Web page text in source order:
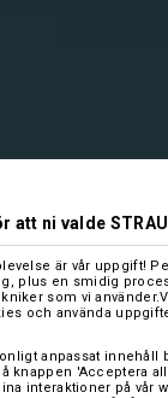
att ni valde
är vår uppgift!
plus en smidig
som vi
och använda
anpassat innehåll
knappen 'Acceptera
interaktioner på vår